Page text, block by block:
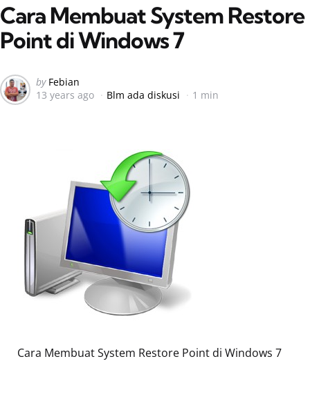
Cara Membuat System Restore
Point di Windows 7
Posted
by
by Febian
13 years ago
Blm ada diskusi 1 min
Cara Membuat System Restore Point di Windows 7